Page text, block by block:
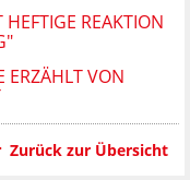
REAKTION
ERZÄHLT VON
Zurück zur Übersicht